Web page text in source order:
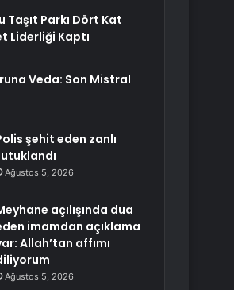
Taşıt Parkı Dört Kat
Liderliği Kaptı
Veda: Son Mistral
şehit eden zanlı
Ağustos 5, 2026
açılışında dua
imamdan açıklama
Allah’tan affımı
Ağustos 5, 2026